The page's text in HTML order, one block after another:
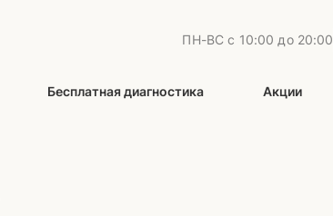
ПН-ВС с 10:00 до 20:00
Бесплатная диагностика Акции